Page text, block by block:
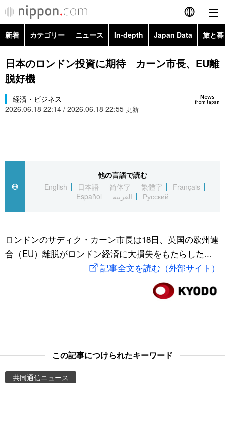
English
简体字
Русский
カテゴリー
国際
社会
文化
アーカイブ
Japan Data
旅と暮らし
動画/Live
Images
People
新着 カテゴリー ニュース In-depth Japan Data 旅と
政治・外交
経済・ビジネス
国際・海外
文化
科学・技術
暮らし
スポーツ・東京2020
Topics
日本のロンドン投資に期待 カーン市長、EU離
脱好機
News
from Japan
経済・ビジネス
2026.06.18 22:14 / 2026.06.18 22:55 更新
他の言語で読む
English
日本語 简体字 繁體字
Français
Español
العربية Русский
ロンドンのサディク・カーン市長は18日、英国の欧州連
合（EU）離脱がロンドン経済に大損失をもたらした...
記事全文を読む（外部サイト）
この記事につけられたキーワード
共同通信ニュース